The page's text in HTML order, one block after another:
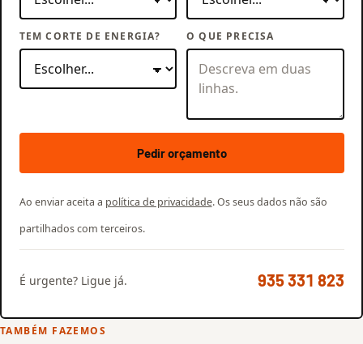
TEM CORTE DE ENERGIA? O QUE PRECISA
Pedir orçamento
Ao enviar aceita a política de privacidade. Os seus dados não são
partilhados com terceiros.
É urgente? Ligue já. 935 331 823
TAMBÉM FAZEMOS